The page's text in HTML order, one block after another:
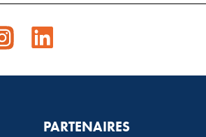
PARTENAIRES